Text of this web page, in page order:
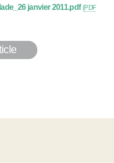
janvier 2011.pdf (PDF